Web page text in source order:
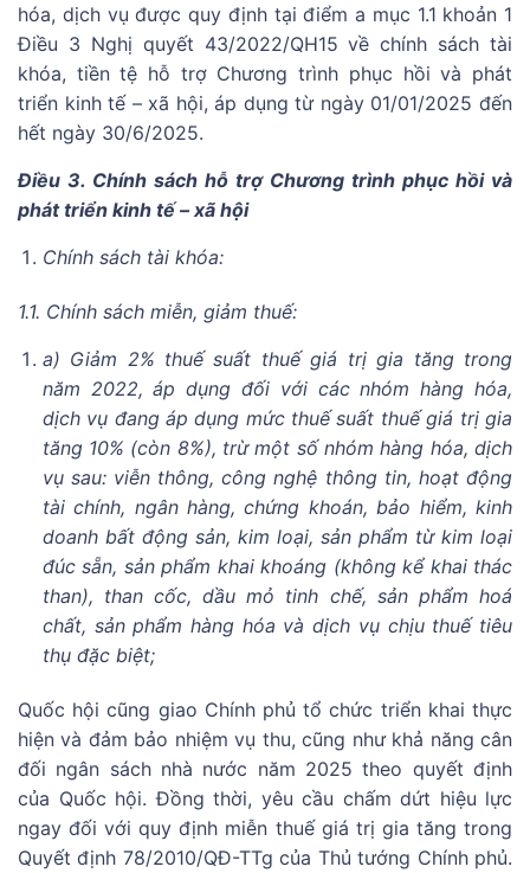
hóa, dịch vụ được quy định tại điểm a mục 1.1 khoản 1
Điều 3 Nghị quyết 43/2022/QH15 về chính sách tài
khóa, tiền tệ hỗ trợ Chương trình phục hồi và phát
triển kinh tế – xã hội, áp dụng từ ngày 01/01/2025 đến
hết ngày 30/6/2025.
Điều 3. Chính sách hỗ trợ Chương trình phục hồi và
phát triển kinh tế – xã hội
Chính sách tài khóa:
1.1. Chính sách miễn, giảm thuế:
a) Giảm 2% thuế suất thuế giá trị gia tăng trong
năm 2022, áp dụng đối với các nhóm hàng hóa,
dịch vụ đang áp dụng mức thuế suất thuế giá trị gia
tăng 10% (còn 8%), trừ một số nhóm hàng hóa, dịch
vụ sau: viễn thông, công nghệ thông tin, hoạt động
tài chính, ngân hàng, chứng khoán, bảo hiểm, kinh
doanh bất động sản, kim loại, sản phẩm từ kim loại
đúc sẵn, sản phẩm khai khoáng (không kể khai thác
than), than cốc, dầu mỏ tinh chế, sản phẩm hoá
chất, sản phẩm hàng hóa và dịch vụ chịu thuế tiêu
thụ đặc biệt;
Quốc hội cũng giao Chính phủ tổ chức triển khai thực
hiện và đảm bảo nhiệm vụ thu, cũng như khả năng cân
đối ngân sách nhà nước năm 2025 theo quyết định
của Quốc hội. Đồng thời, yêu cầu chấm dứt hiệu lực
ngay đối với quy định miễn thuế giá trị gia tăng trong
Quyết định 78/2010/QĐ-TTg của Thủ tướng Chính phủ.